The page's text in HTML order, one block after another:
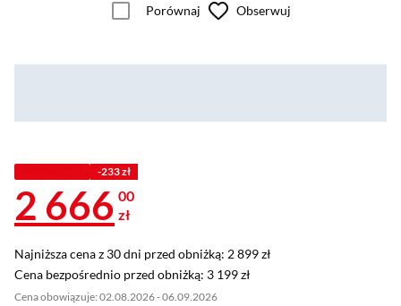
Porównaj Obserwuj
-233 zł
2 666 00
zł
Najniższa cena z 30 dni przed obniżką: 2 899 zł
Najniższa cena z 30 dni przed obniżką: 2 899 zł
Cena bezpośrednio przed obniżką: 3 199 zł
Cena bezpośrednio przed obniżką: 3 199 zł
Cena obowiązuje: 02.08.2026 - 06.09.2026